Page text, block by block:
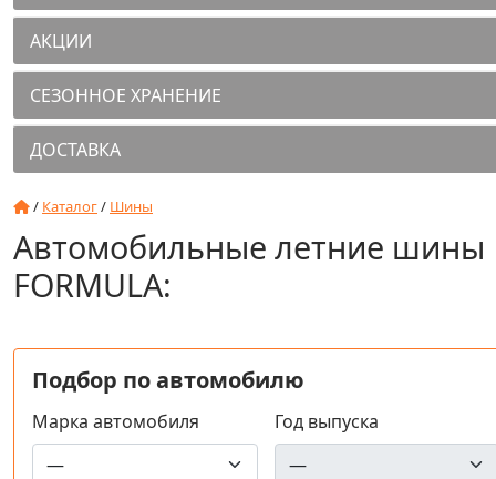
АКЦИИ
СЕЗОННОЕ ХРАНЕНИЕ
ДОСТАВКА
/ Каталог/ Шины
Автомобильные летние шины
FORMULA:
Подбор по автомобилю
Марка автомобиля Год выпуска